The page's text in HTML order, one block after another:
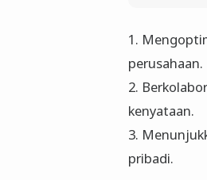
1.
perusahaan.
2.
kenyataan.
3.
pribadi.